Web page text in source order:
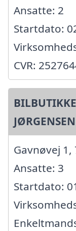
Ansatte: 2
Startdato:
CVR:
JØRGENSEN
Gavnøvej
Ansatte: 3
Startdato: